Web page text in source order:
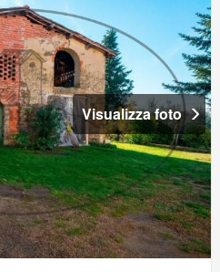
Visualizza foto